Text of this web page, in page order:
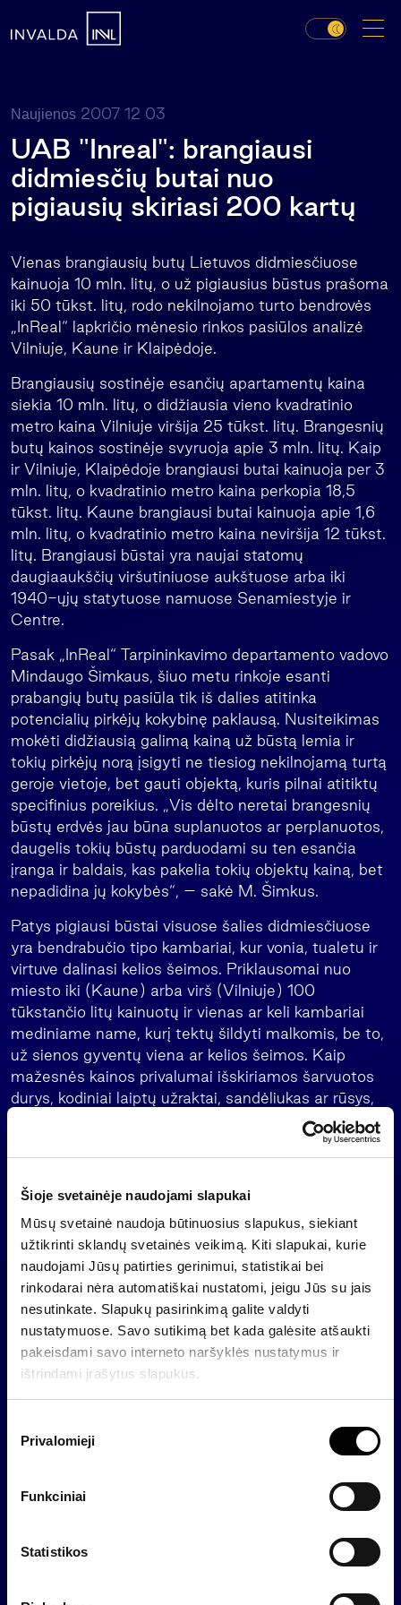
Šioje svetainėje naudojami slapukai
Mūsų svetainė naudoja būtinuosius slapukus, siekiant
užtikrinti sklandų svetainės veikimą. Kiti slapukai, kurie
naudojami Jūsų patirties gerinimui, statistikai bei
rinkodarai nėra automatiškai nustatomi, jeigu Jūs su jais
nesutinkate. Slapukų pasirinkimą galite valdyti
nustatymuose. Savo sutikimą bet kada galėsite atšaukti
pakeisdami savo interneto naršyklės nustatymus ir
ištrindami įrašytus slapukus.
Privalomieji
Funkciniai
Statistikos
Naujienos 2007 12 03
UAB "Inreal": brangiausi
didmiesčių butai nuo
pigiausių skiriasi 200 kartų
Vienas brangiausių butų Lietuvos didmiesčiuose
kainuoja 10 mln. litų, o už pigiausius būstus prašoma
iki 50 tūkst. litų, rodo nekilnojamo turto bendrovės
„InReal“ lapkričio mėnesio rinkos pasiūlos analizė
Vilniuje, Kaune ir Klaipėdoje.
Brangiausių sostinėje esančių apartamentų kaina
siekia 10 mln. litų, o didžiausia vieno kvadratinio
metro kaina Vilniuje viršija 25 tūkst. litų. Brangesnių
butų kainos sostinėje svyruoja apie 3 mln. litų. Kaip
ir Vilniuje, Klaipėdoje brangiausi butai kainuoja per 3
mln. litų, o kvadratinio metro kaina perkopia 18,5
tūkst. litų. Kaune brangiausi butai kainuoja apie 1,6
mln. litų, o kvadratinio metro kaina neviršija 12 tūkst.
litų. Brangiausi būstai yra naujai statomų
daugiaaukščių viršutiniuose aukštuose arba iki
1940-ųjų statytuose namuose Senamiestyje ir
Centre.
Pasak „InReal“ Tarpininkavimo departamento vadovo
Mindaugo Šimkaus, šiuo metu rinkoje esanti
prabangių butų pasiūla tik iš dalies atitinka
potencialių pirkėjų kokybinę paklausą. Nusiteikimas
mokėti didžiausią galimą kainą už būstą lemia ir
tokių pirkėjų norą įsigyti ne tiesiog nekilnojamą turtą
geroje vietoje, bet gauti objektą, kuris pilnai atitiktų
specifinius poreikius. „Vis dėlto neretai brangesnių
būstų erdvės jau būna suplanuotos ar perplanuotos,
daugelis tokių būstų parduodami su ten esančia
įranga ir baldais, kas pakelia tokių objektų kainą, bet
nepadidina jų kokybės“, – sakė M. Šimkus.
Patys pigiausi būstai visuose šalies didmiesčiuose
yra bendrabučio tipo kambariai, kur vonia, tualetu ir
virtuve dalinasi kelios šeimos. Priklausomai nuo
miesto iki (Kaune) arba virš (Vilniuje) 100
tūkstančio litų kainuotų ir vienas ar keli kambariai
mediniame name, kurį tektų šildyti malkomis, be to,
už sienos gyventų viena ar kelios šeimos. Kaip
mažesnės kainos privalumai išskiriamos šarvuotos
durys, kodiniai laiptų užraktai, sandėliukas ar rūsys,
Iš visų trijų didmiesčių pigiausius butus, kurių
rasti Kaune. Mažiausia buto kaina šiek tiek viršija
50 tūkst. litų. Pigiausi bendrabučio tipo butai Vilniuje
kainuoja apie 65–75 tūkst. litų. Tokių vidutiškai 21
kv. metrų ploto butų kvadratinio metro kaina siekia
apie 3,8 tūkst. litų. Didžiausia pasiūla – Naujininkų
mikrorajone.
Klaipėdoje didžiausia pigesnių butų pasiūla yra už
miesto ribų – rajonuose ir kaimuose, keliais
kilometrais nutolusiuose nuo miesto. Čia vieno
kambario butą iki 30 kv. metrų galima įsigyti už
sumą, neviršijančią 50 tūkst. litų. Neretai siūlomi
mediniai namai su patogumais lauke. Pigesnių butų
viršija 4 tūkst. litų.